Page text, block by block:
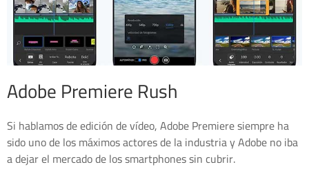
Adobe Premiere Rush
Si hablamos de edición de vídeo, Adobe Premiere siempre ha
sido uno de los máximos actores de la industria y Adobe no iba
a dejar el mercado de los smartphones sin cubrir.